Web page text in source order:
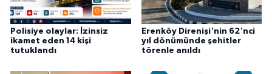
Polisiye olaylar: İzinsiz
ikamet eden 14 kişi
tutuklandı
Erenköy Direnişi'nin 62'nci
yıl dönümünde şehitler
törenle anıldı